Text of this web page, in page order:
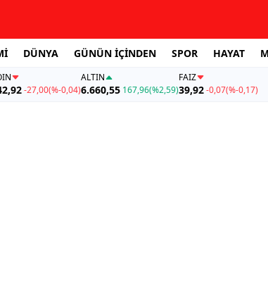
DÜNYA GÜNÜN İÇİNDEN SPOR HAYAT
-27,00(%-0,04)
ALTIN
6.660,55 167,96(%2,59)
FAİZ
39,92-0,07(%-0,17)